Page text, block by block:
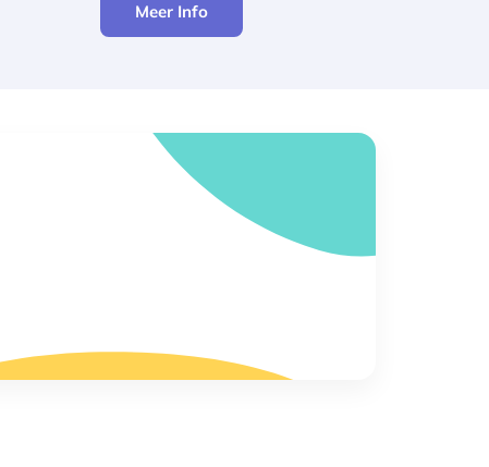
Meer Info